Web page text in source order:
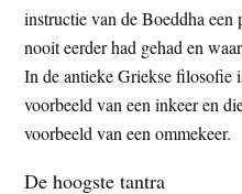
instructie van de Boeddha een
nooit eerder had gehad en
In de antieke Griekse filosofie
voorbeeld van een inkeer en
voorbeeld van een ommekeer.
De hoogste tantra